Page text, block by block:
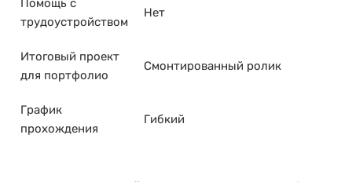
Помощь с
трудоустройством
Нет
Итоговый проект
для портфолио
Смонтированный ролик
График
прохождения
Гибкий